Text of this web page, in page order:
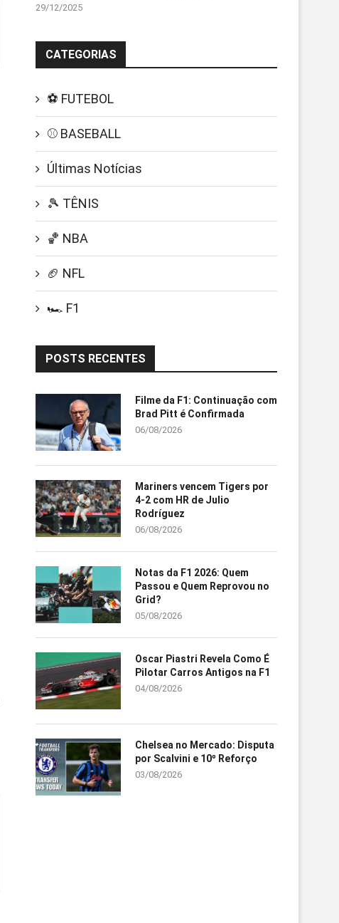
29/12/2025
CATEGORIAS
⚽ FUTEBOL
⚾ BASEBALL
Últimas Notícias
🎾 TÊNIS
🏀 NBA
🏈 NFL
🏎️ F1
POSTS RECENTES
Filme da F1: Continuação com
Brad Pitt é Confirmada
06/08/2026
Mariners vencem Tigers por
4-2 com HR de Julio
Rodríguez
06/08/2026
Notas da F1 2026: Quem
Passou e Quem Reprovou no
Grid?
05/08/2026
Oscar Piastri Revela Como É
Pilotar Carros Antigos na F1
04/08/2026
Chelsea no Mercado: Disputa
por Scalvini e 10º Reforço
03/08/2026